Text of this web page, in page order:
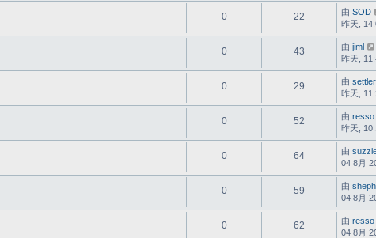
0 22 由 SOD
昨天,
0 43 由 jiml
昨天,
0 29 由 settler
昨天,
0 52 由 resso
昨天,
0 64 由
04 8月
0 59 由
04 8月
0 62 由 resso
04 8月